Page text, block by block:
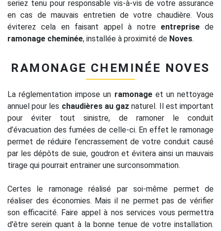
seriez tenu pour responsable vis-à-vis de votre assurance
en cas de mauvais entretien de votre chaudière. Vous
éviterez cela en faisant appel à notre entreprisede
ramonage cheminée, installée à proximité de Noves.
RAMONAGE CHEMINÉE NOVES
La réglementation impose un ramonageet un nettoyage
annuel pour les chaudières au gaz naturel. Il est important
pour éviter tout sinistre, de ramoner le conduit
d’évacuation des fumées de celle-ci. En effet le ramonage
permet de réduire l’encrassement de votre conduit causé
par les dépôts de suie, goudron et évitera ainsi un mauvais
tirage qui pourrait entrainer une surconsommation.
Certes le ramonage réalisé par soi-même permet de
réaliser des économies. Mais il ne permet pas de vérifier
son efficacité. Faire appel à nos services vous permettra
d'être serein quant à la bonne tenue de votre installation.